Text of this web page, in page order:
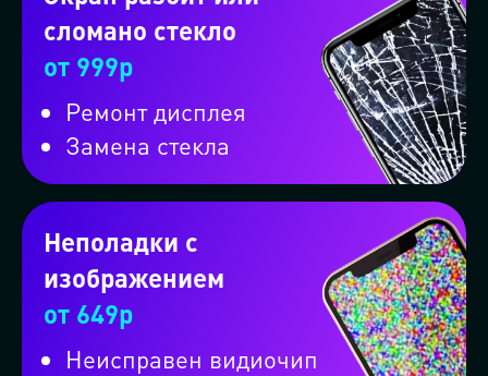
сломано стекло
от 999р
Ремонт дисплея
Замена стекла
Неполадки с
изображением
от 649р
Неисправен видиочип